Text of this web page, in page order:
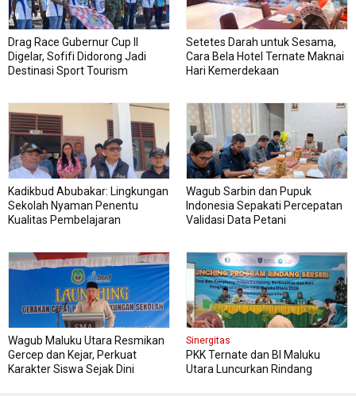
Drag Race Gubernur Cup II
Digelar, Sofifi Didorong Jadi
Destinasi Sport Tourism
Setetes Darah untuk Sesama,
Cara Bela Hotel Ternate Maknai
Hari Kemerdekaan
Kadikbud Abubakar: Lingkungan
Sekolah Nyaman Penentu
Kualitas Pembelajaran
Wagub Sarbin dan Pupuk
Indonesia Sepakati Percepatan
Validasi Data Petani
Wagub Maluku Utara Resmikan
Gercep dan Kejar, Perkuat
Karakter Siswa Sejak Dini
Sinergitas
PKK Ternate dan BI Maluku
Utara Luncurkan Rindang